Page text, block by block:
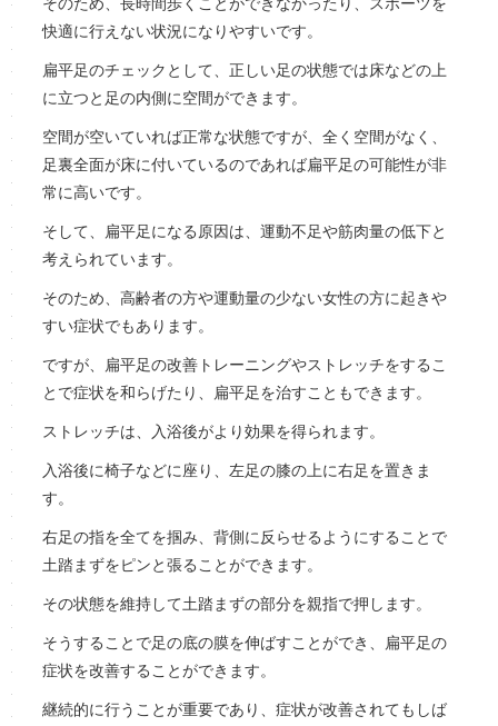
快適に行えない状況になりやすいです。
扁平足のチェックとして、正しい足の状態では床などの上
に立つと足の内側に空間ができます。
空間が空いていれば正常な状態ですが、全く空間がなく、
足裏全面が床に付いているのであれば扁平足の可能性が非
常に高いです。
そして、扁平足になる原因は、運動不足や筋肉量の低下と
考えられています。
そのため、高齢者の方や運動量の少ない女性の方に起きや
すい症状でもあります。
ですが、扁平足の改善トレーニングやストレッチをするこ
とで症状を和らげたり、扁平足を治すこともできます。
ストレッチは、入浴後がより効果を得られます。
入浴後に椅子などに座り、左足の膝の上に右足を置きま
す。
右足の指を全てを掴み、背側に反らせるようにすることで
土踏まずをピンと張ることができます。
その状態を維持して土踏まずの部分を親指で押します。
そうすることで足の底の膜を伸ばすことができ、扁平足の
症状を改善することができます。
継続的に行うことが重要であり、症状が改善されてもしば